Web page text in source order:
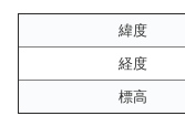
緯度
経度
標高